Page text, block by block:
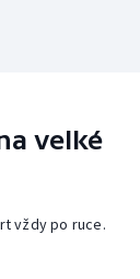
velké
vždy po ruce.